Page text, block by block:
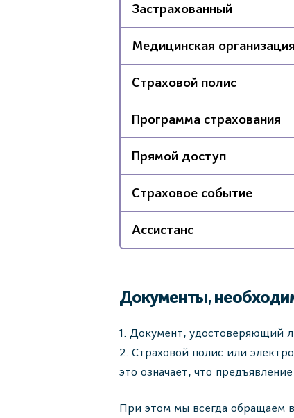
Застрахованный
Медицинская организация
Страховой полис
Программа страхования
Прямой доступ
Страховое событие
Ассистанс
Документы,
Документ, удостоверяющий
Страховой полис или
это означает, что
При этом мы всегда обращаем